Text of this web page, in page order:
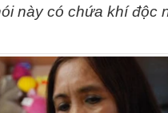
này có chứa khí độc